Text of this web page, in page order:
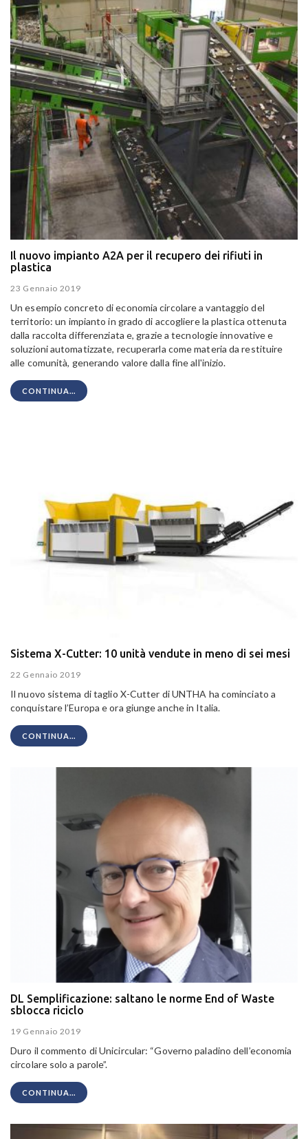
Il nuovo impianto A2A per il recupero dei rifiuti in
plastica
23 Gennaio 2019
Un esempio concreto dieconomia circolare a vantaggio del
territorio: un impianto in grado di accogliere la plastica ottenuta
dalla raccolta differenziata e, grazie atecnologie innovative e
soluzioni automatizzate, recuperarla come materia da restituire
alle comunità, generando valore dalla fine all'inizio.
CONTINUA...
Sistema X-Cutter: 10 unità vendute in meno di sei mesi
22 Gennaio 2019
Il nuovo sistema di taglio X-Cutter di UNTHA ha cominciato a
conquistare l’Europa e ora giunge anche in Italia.
CONTINUA...
DL Semplificazione: saltano le norme End of Waste
sblocca riciclo
19 Gennaio 2019
Duro il commento di Unicircular: “Governo paladino dell’economia
circolare solo a parole”.
CONTINUA...